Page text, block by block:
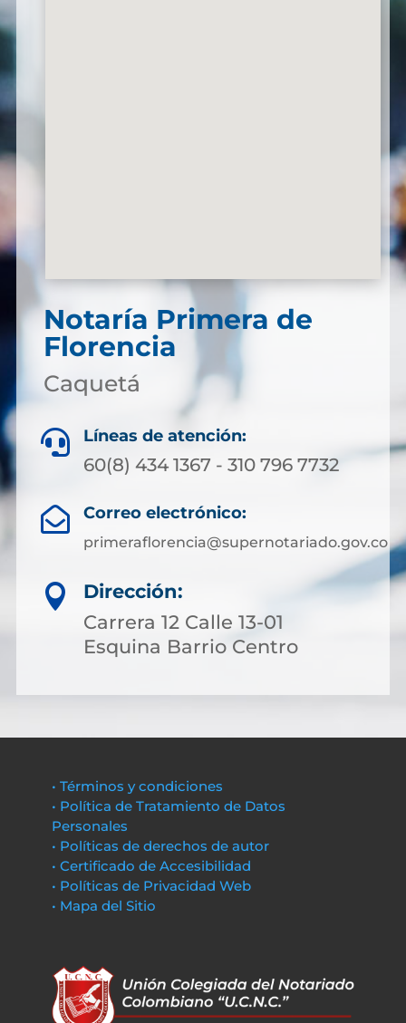
Notaría Primera de
Florencia
Caquetá
 Líneas de atención:
60(8) 434 1367 - 310 796 7732
 Correo electrónico:
primeraflorencia@supernotariado.gov.co

Dirección:
Carrera 12 Calle 13-01
Esquina Barrio Centro
• Términos y condiciones
• Política de Tratamiento de Datos
Personales
• Políticas de derechos de autor
• Certificado de Accesibilidad
• Políticas de Privacidad Web
• Mapa del Sitio